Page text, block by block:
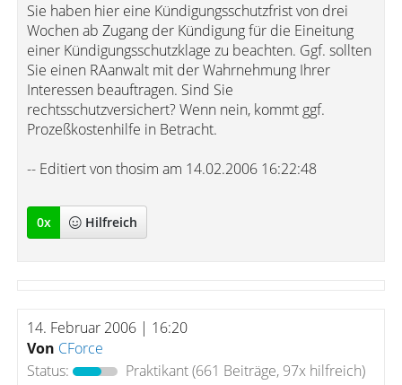
Sie haben hier eine Kündigungsschutzfrist von drei
Wochen ab Zugang der Kündigung für die Eineitung
einer Kündigungsschutzklage zu beachten. Ggf. sollten
Sie einen RAanwalt mit der Wahrnehmung Ihrer
Interessen beauftragen. Sind Sie
rechtsschutzversichert? Wenn nein, kommt ggf.
Prozeßkostenhilfe in Betracht.
-- Editiert von thosim am 14.02.2006 16:22:48
0x Hilfreich
14. Februar 2006 | 16:20
Von CForce
Status:
Praktikant(661 Beiträge, 97x hilfreich)